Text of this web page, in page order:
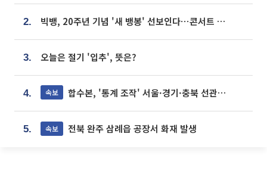
2. 빅뱅, 20주년 기념 '새 뱅봉' 선보인다⋯콘서트 앞두고 팝업 개최
3. 오늘은 절기 '입추', 뜻은?
4. 속보 합수본, '통계 조작' 서울·경기·충북 선관위 등 추가 압수수색
5. 속보 전북 완주 삼례읍 공장서 화재 발생